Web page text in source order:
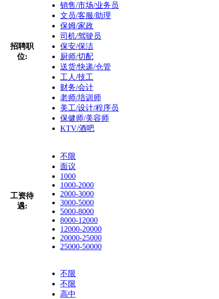
招聘职
位:
销售/市场/业务员
文员/客服/助理
保姆/家政
司机/驾驶员
保安/保洁
厨师/切配
送货/快递/仓管
工人/技工
财务/会计
老师/培训师
美工/设计/程序员
保健师/美容师
KTV/酒吧
工资待
遇:
不限
面议
1000
1000-2000
2000-3000
3000-5000
5000-8000
8000-12000
12000-20000
20000-25000
25000-50000
不限
不限
高中